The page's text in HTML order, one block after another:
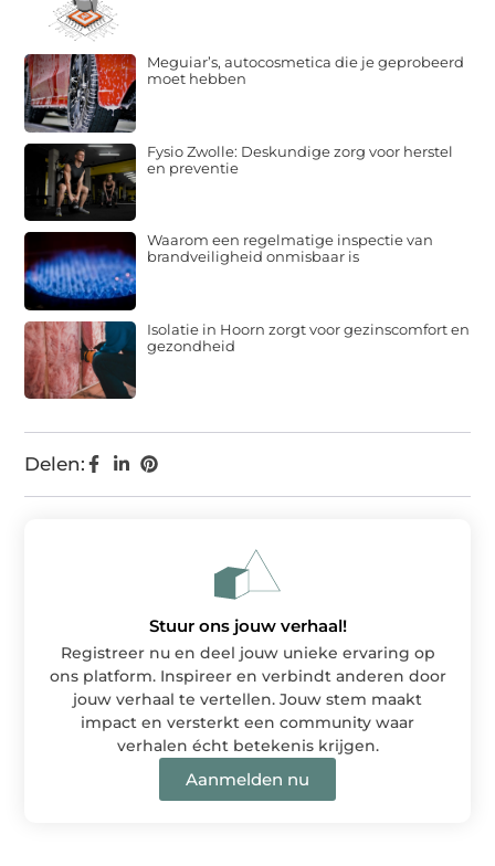
Delen:
Meguiar’s, autocosmetica die je geprobeerd
moet hebben
Fysio Zwolle: Deskundige zorg voor herstel
en preventie
Waarom een regelmatige inspectie van
brandveiligheid onmisbaar is
Isolatie in Hoorn zorgt voor gezinscomfort en
gezondheid
Stuur ons jouw verhaal!
Registreer nu en deel jouw unieke ervaring op
ons platform. Inspireer en verbindt anderen door
jouw verhaal te vertellen. Jouw stem maakt
impact en versterkt een community waar
verhalen écht betekenis krijgen.
Aanmelden nu